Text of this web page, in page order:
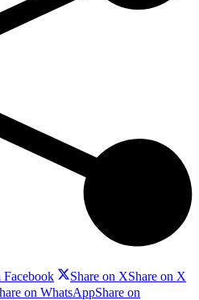
Facebook Share on XShare on X
on WhatsAppShare on